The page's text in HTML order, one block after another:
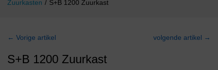
Zuurkasten / S+B 1200 Zuurkast
← Vorige artikel volgende artikel →
S+B 1200 Zuurkast